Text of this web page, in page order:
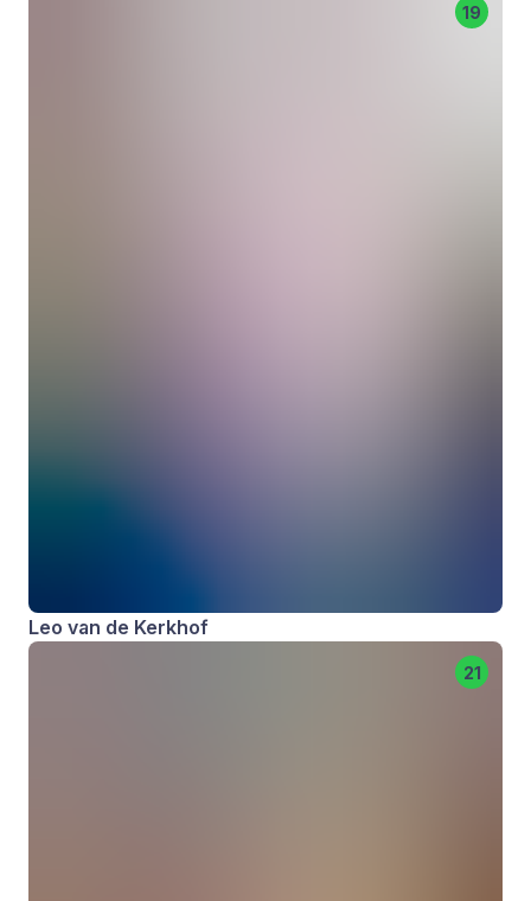
19
Leo van de Kerkhof
21